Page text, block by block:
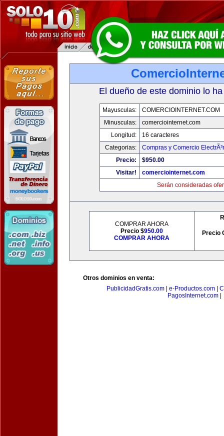
El dueño de este dominio lo
Mayusculas:
COMERCIOINTERNET.COM
Minusculas:
comerciointernet.com
Longitud:
16 caracteres
Categorias:
Compras y Comercio
Precio:
$950.00
Visitar!
comerciointernet.com
Serán consideradas
COMPRAR AHORA
Precio $950.00
COMPRAR AHORA
Precio
Otros dominios en venta:
PublicidadGratis.com
e-Productos.com
PagosInternet.com